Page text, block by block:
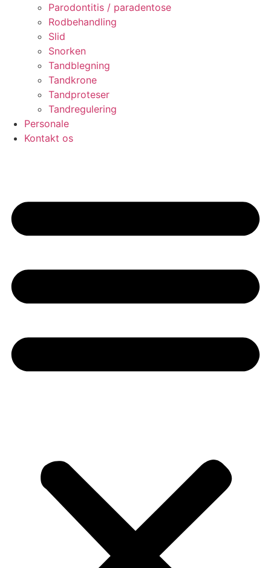
Parodontitis / paradentose
Rodbehandling
Slid
Snorken
Tandblegning
Tandkrone
Tandproteser
Tandregulering
Personale
Kontakt os